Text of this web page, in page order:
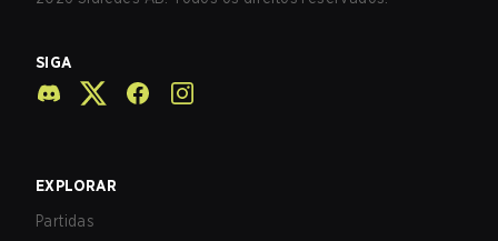
SIGA
EXPLORAR
Partidas